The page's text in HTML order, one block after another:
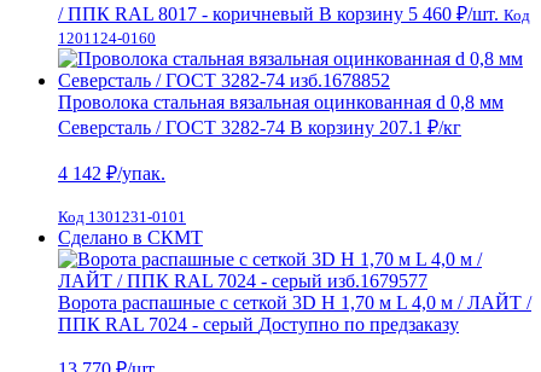
/ ППК RAL 8017 - коричневый В корзину 5 460 ₽/шт. Код
1201124-0160
Проволока стальная вязальная оцинкованная d 0,8 мм
Северсталь / ГОСТ 3282-74 В корзину 207.1 ₽/кг
4 142 ₽/упак.
Код 1301231-0101
Сделано в СКМТ
Ворота распашные с сеткой 3D Н 1,70 м L 4,0 м / ЛАЙТ /
ППК RAL 7024 - серый Доступно по предзаказу